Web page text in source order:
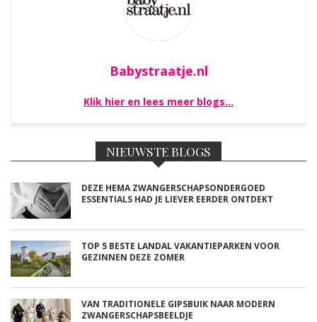
Babystraatje.nl
Klik hier en lees meer blogs…
NIEUWSTE BLOGS
DEZE HEMA ZWANGERSCHAPSONDERGOED
ESSENTIALS HAD JE LIEVER EERDER ONTDEKT
TOP 5 BESTE LANDAL VAKANTIEPARKEN VOOR
GEZINNEN DEZE ZOMER
VAN TRADITIONELE GIPSBUIK NAAR MODERN
ZWANGERSCHAPSBEELDJE